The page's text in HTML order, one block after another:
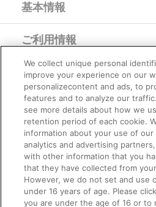
※ご要望多数の場合、お届け時期を
※「在庫がありません」表示後も、
期限切れが発生した際は販売を再開さ
※仕様等は予告なく変更となる場合
※撮影環境やご利用のモニター環境
見える場合がございます。
※商品画像はイメージです。実際の
ます。あらかじめご了承ください。
※すでにご注文しているかのご確認
注文履歴」にてご確認いただけます。
■ご注文・お支払いについて
※ご注文は、１注文につき１個まで
※本商品のご注文はバンダイナムコ
プ『A-on STORE』が承り、発送を行
なお、ご注文には、バンダイナム
基本情報
利用規約 特定商取引法に基づく表示 プライ
プライバシーオプション 会社概要
ご利用情報
ご利用ガイド サイトマップ お問い合わせ
Do Not Sell or Share My Personal Information
会員メニュー
ログイン 会員規約 新規会員登録
その他のご案内
バンダイナムコフィルムワークス
We collect unique personal
improve your experience on our
personalizecontent and ads, to
features and to analyze our
see more details about how we
retention period of each cookie.
information about your use of
analytics and advertising
with other information that you
that they have collected from
However, we do not set and use
under 16 years of age. Please
you are under the age of 16 or to